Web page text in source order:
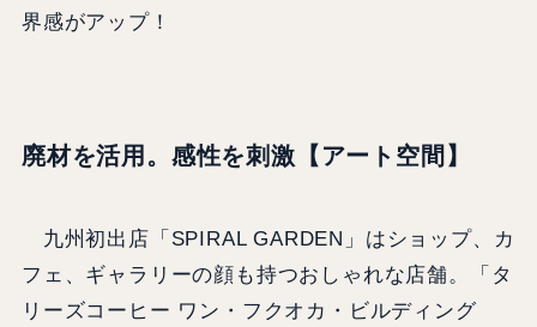
界感がアップ！
廃材を活用。感性を刺激【アート空間】
九州初出店「SPIRAL GARDEN」はショップ、カ
フェ、ギャラリーの顔も持つおしゃれな店舗。「タ
リーズコーヒー ワン・フクオカ・ビルディング